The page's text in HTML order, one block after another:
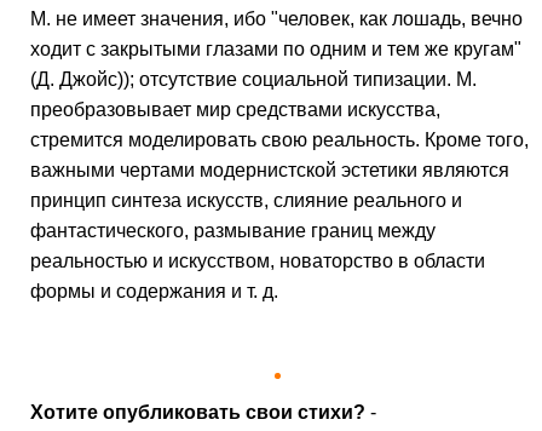
Хотите опубликовать свои стихи? -
М. не имеет значения, ибо "человек, как лошадь, вечно
ходит с закрытыми глазами по одним и тем же кругам"
(Д. Джойс)); отсутствие социальной типизации. М.
преобразовывает мир средствами искусства,
стремится моделировать свою реальность. Кроме того,
важными чертами модернистской эстетики являются
принцип синтеза искусств, слияние реального и
фантастического, размывание границ между
реальностью и искусством, новаторство в области
формы и содержания и т. д.